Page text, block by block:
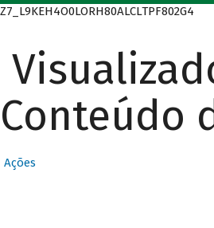
Z7_L9KEH4O0LORH80ALCLTPF802G4
Conteúdo
Ações